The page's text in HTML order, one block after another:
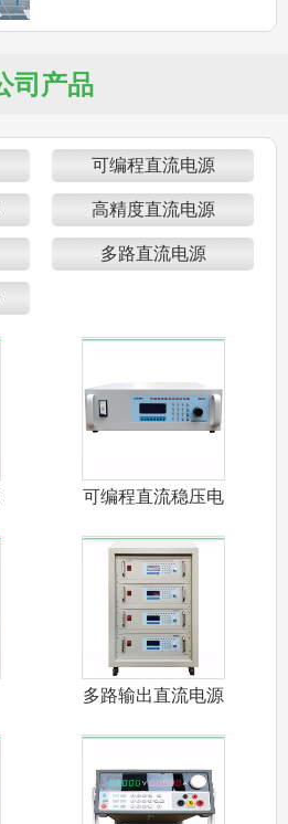
司产品
可编程直流电源
高精度直流电源
多路直流电源
可编程直流稳压电
多路输出直流电源